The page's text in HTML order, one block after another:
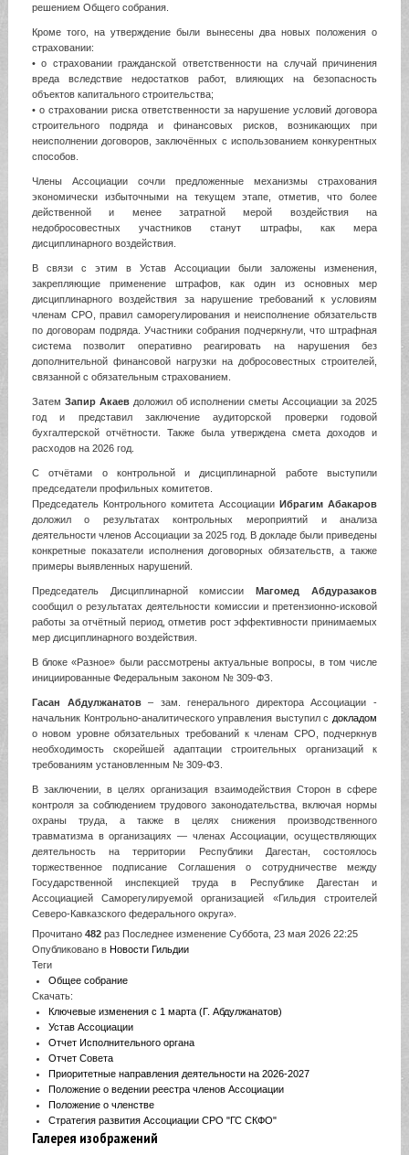
решением Общего собрания.
Кроме того, на утверждение были вынесены два новых положения о
страховании:
• о страховании гражданской ответственности на случай причинения
вреда вследствие недостатков работ, влияющих на безопасность
объектов капитального строительства;
• о страховании риска ответственности за нарушение условий договора
строительного подряда и финансовых рисков, возникающих при
неисполнении договоров, заключённых с использованием конкурентных
способов.
Члены Ассоциации сочли предложенные механизмы страхования
экономически избыточными на текущем этапе, отметив, что более
действенной и менее затратной мерой воздействия на
недобросовестных участников станут штрафы, как мера
дисциплинарного воздействия.
В связи с этим в Устав Ассоциации были заложены изменения,
закрепляющие применение штрафов, как один из основных мер
дисциплинарного воздействия за нарушение требований к условиям
членам СРО, правил саморегулирования и неисполнение обязательств
по договорам подряда. Участники собрания подчеркнули, что штрафная
система позволит оперативно реагировать на нарушения без
дополнительной финансовой нагрузки на добросовестных строителей,
связанной с обязательным страхованием.
Затем Запир Акаевдоложил об исполнении сметы Ассоциации за 2025
год и представил заключение аудиторской проверки годовой
бухгалтерской отчётности. Также была утверждена смета доходов и
расходов на 2026 год.
С отчётами о контрольной и дисциплинарной работе выступили
председатели профильных комитетов.
Председатель Контрольного комитета Ассоциации Ибрагим Абакаров
доложил о результатах контрольных мероприятий и анализа
деятельности членов Ассоциации за 2025 год. В докладе были приведены
конкретные показатели исполнения договорных обязательств, а также
примеры выявленных нарушений.
Председатель Дисциплинарной комиссииМагомед Абдуразаков
сообщил о результатах деятельности комиссии и претензионно-исковой
работы за отчётный период, отметив рост эффективности принимаемых
мер дисциплинарного воздействия.
В блоке «Разное» были рассмотрены актуальные вопросы, в том числе
инициированные Федеральным законом № 309-ФЗ.
Гасан Абдулжанатов– зам. генерального директора Ассоциации -
начальник Контрольно-аналитического управления выступил с докладом
о новом уровне обязательных требований к членам СРО, подчеркнув
необходимость скорейшей адаптации строительных организаций к
требованиям установленным № 309-ФЗ.
В заключении, в целях организация взаимодействия Сторон в сфере
контроля за соблюдением трудового законодательства, включая нормы
охраны труда, а также в целях снижения производственного
травматизма в организациях — членах Ассоциации, осуществляющих
деятельность на территории Республики Дагестан, состоялось
торжественное подписание Соглашения о сотрудничестве между
Государственной инспекцией труда в Республике Дагестан и
Ассоциацией Саморегулируемой организацией «Гильдия строителей
Северо-Кавказского федерального округа».
Прочитано 482раз Последнее изменение Суббота, 23 мая 2026 22:25
Опубликовано в Новости Гильдии
Теги
Общее собрание
Скачать:
Ключевые изменения с 1 марта (Г. Абдулжанатов)
Устав Ассоциации
Отчет Исполнительного органа
Отчет Совета
Приоритетные направления деятельности на 2026-2027
Положение о ведении реестра членов Ассоциации
Положение о членстве
Стратегия развития Ассоциации СРО "ГС СКФО"
Галерея изображений